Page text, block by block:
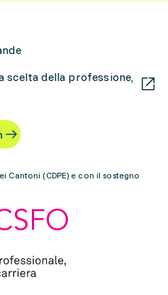
scelta della professione,
Cantoni (CDPE) e con il sostegno